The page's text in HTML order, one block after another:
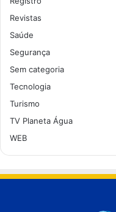
Revistas
Saúde
Segurança
Sem categoria
Tecnologia
Turismo
TV Planeta Água
WEB